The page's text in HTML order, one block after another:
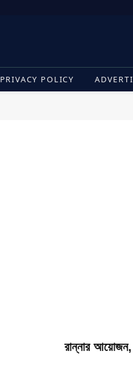
PRIVACY POLICY
রান্নার আয়োজন,